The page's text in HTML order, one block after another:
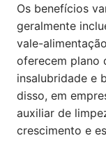
Os benefícios
geralmente
vale-
oferecem plano
insalubridade e
disso, em
auxiliar de
crescimento e